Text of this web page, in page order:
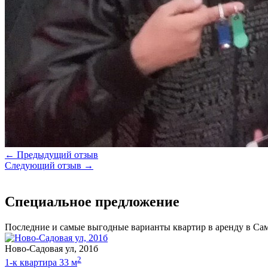
← Предыдущий отзыв
Следующий отзыв →
Специальное предложение
Последние и самые выгодные варианты квартир в аренду в
Ново-Садовая ул, 201б
1-к квартира 33 м2